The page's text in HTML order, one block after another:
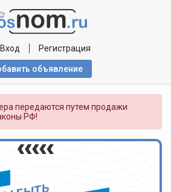
Вход Регистрация
объявлениe
передаются путем продажи
РФ!